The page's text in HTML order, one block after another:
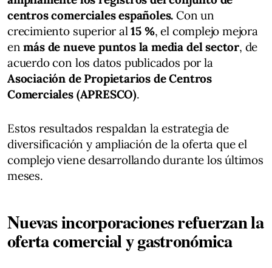
centros comerciales españoles. Con un
crecimiento superior al15 %, el complejo mejora
enmás de nueve puntos la media del sector, de
acuerdo con los datos publicados por la
Asociación de Propietarios de Centros
Comerciales (APRESCO).
Estos resultados respaldan la estrategia de
diversificación y ampliación de la oferta que el
complejo viene desarrollando durante los últimos
meses.
Nuevas incorporaciones refuerzan la
oferta comercial y gastronómica